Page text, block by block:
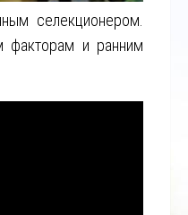
селекционером.
факторам и ранним